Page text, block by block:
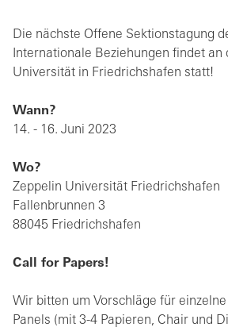
Die nächste Offene Sektionstagung
Internationale Beziehungen findet an
Universität in Friedrichshafen statt!
Wann?
14. - 16. Juni 2023
Wo?
Zeppelin Universität Friedrichshafen
Fallenbrunnen 3
88045 Friedrichshafen
Call for Papers!
Wir bitten um Vorschläge für
Panels (mit 3-4 Papieren, Chair und